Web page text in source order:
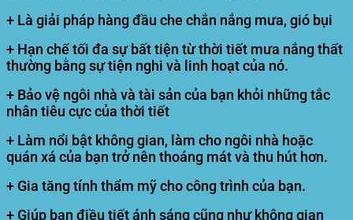
+ Là giải pháp hàng đầu che chắn nắng mưa, gió bụi
+ Hạn chế tối đa sự bất tiện từ thời tiết mưa nắng thất
thường bằng sự tiện nghi và linh hoạt của nó.
+ Bảo vệ ngôi nhà và tài sản của bạn khỏi những tắc
nhân tiêu cực của thời tiết
+ Làm nổi bật không gian, làm cho ngôi nhà hoặc
quán xá của bạn trở nên thoáng mát và thu hút hơn.
+ Gia tăng tính thẩm mỹ cho công trình của bạn.
+ Giúp bạn điều tiết ánh sáng cũng như không gian